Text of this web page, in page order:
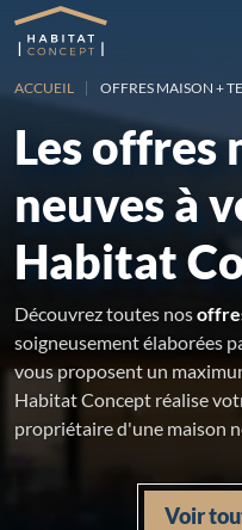
ACCUEIL OFFRES MAISON +
Les offres
neuves à
Habitat
Découvrez toutes nos
soigneusement élaborées
vous proposent un
Habitat Concept réalise
propriétaire d'une maison
Voir